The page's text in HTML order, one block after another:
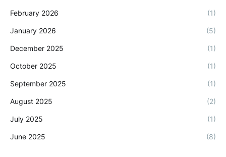
February 2026 (1)
January 2026 (5)
December 2025 (1)
October 2025 (1)
September 2025 (1)
August 2025 (2)
July 2025 (1)
June 2025 (8)